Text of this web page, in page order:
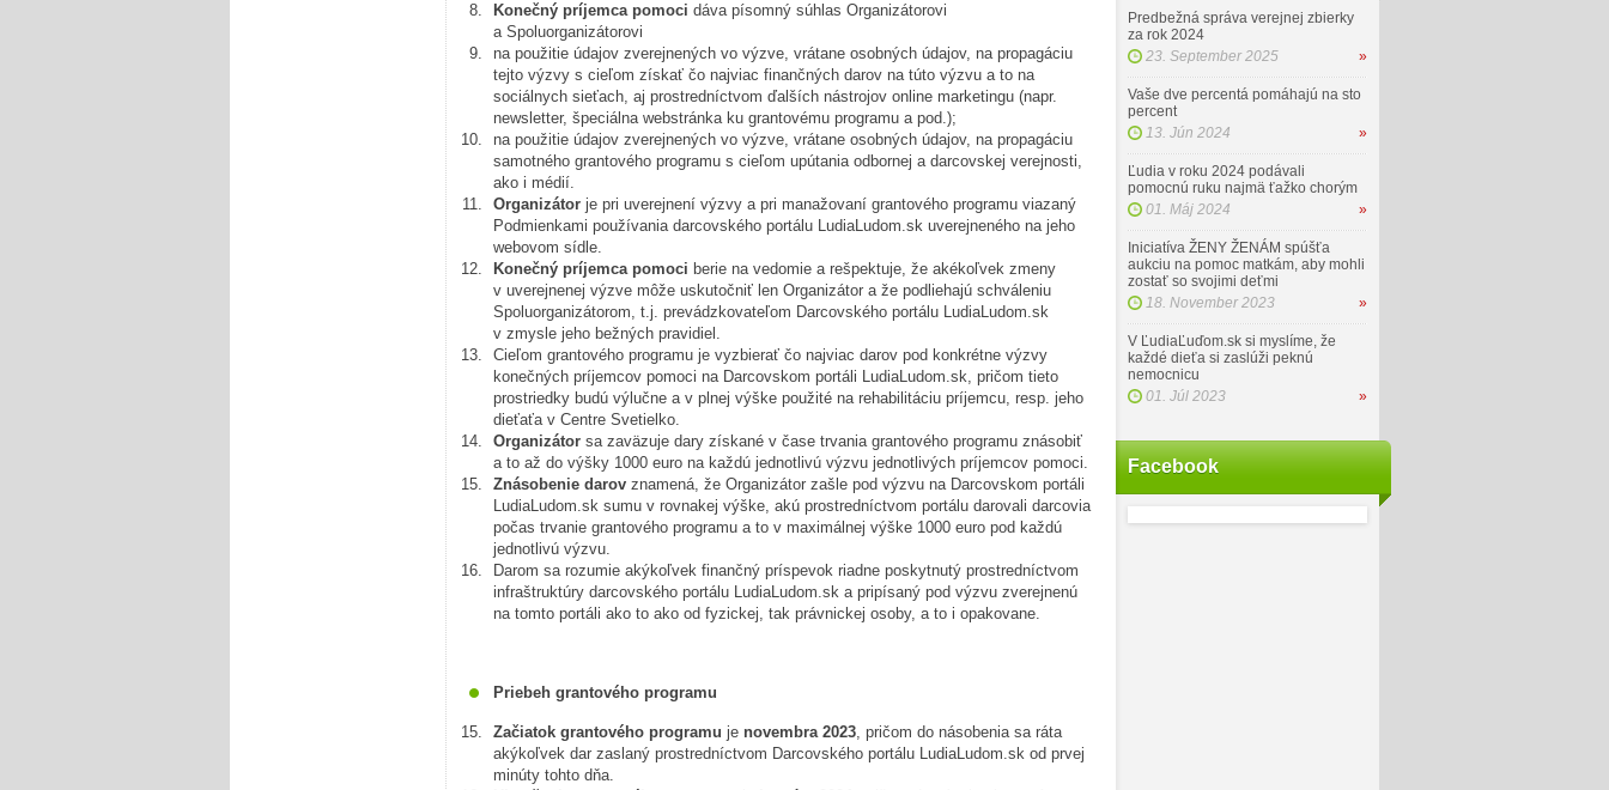
Konečný príjemca pomoci dáva písomný súhlas Organizátorovi
a Spoluorganizátorovi
na použitie údajov zverejnených vo výzve, vrátane osobných údajov, na propagáciu
tejto výzvy s cieľom získať čo najviac finančných darov na túto výzvu a to na
sociálnych sieťach, aj prostredníctvom ďalších nástrojov online marketingu (napr.
newsletter, špeciálna webstránka ku grantovému programu a pod.);
na použitie údajov zverejnených vo výzve, vrátane osobných údajov, na propagáciu
samotného grantového programu s cieľom upútania odbornej a darcovskej verejnosti,
ako i médií.
Organizátor je pri uverejnení výzvy a pri manažovaní grantového programu viazaný
Podmienkami používania darcovského portálu LudiaLudom.sk uverejneného na jeho
webovom sídle.
Konečný príjemca pomoci berie na vedomie a rešpektuje, že akékoľvek zmeny
v uverejnenej výzve môže uskutočniť len Organizátor a že podliehajú schváleniu
Spoluorganizátorom, t.j. prevádzkovateľom Darcovského portálu LudiaLudom.sk
v zmysle jeho bežných pravidiel.
Cieľom grantového programu je vyzbierať čo najviac darov pod konkrétne výzvy
konečných príjemcov pomoci na Darcovskom portáli LudiaLudom.sk, pričom tieto
prostriedky budú výlučne a v plnej výške použité na rehabilitáciu príjemcu, resp. jeho
dieťaťa v Centre Svetielko.
Organizátor sa zaväzuje dary získané v čase trvania grantového programu znásobiť
a to až do výšky 1000 euro na každú jednotlivú výzvu jednotlivých príjemcov pomoci.
Znásobenie darov znamená, že Organizátor zašle pod výzvu na Darcovskom portáli
LudiaLudom.sk sumu v rovnakej výške, akú prostredníctvom portálu darovali darcovia
počas trvanie grantového programu a to v maximálnej výške 1000 euro pod každú
jednotlivú výzvu.
Darom sa rozumie akýkoľvek finančný príspevok riadne poskytnutý prostredníctvom
infraštruktúry darcovského portálu LudiaLudom.sk a pripísaný pod výzvu zverejnenú
na tomto portáli ako to ako od fyzickej, tak právnickej osoby, a to i opakovane.
Priebeh grantového programu
Začiatok grantového programu je novembra 2023, pričom do násobenia sa ráta
akýkoľvek dar zaslaný prostredníctvom Darcovského portálu LudiaLudom.sk od prvej
minúty tohto dňa.
Predbežná správa verejnej zbierky
za rok 2024
23. September 2025
»
Vaše dve percentá pomáhajú na sto
percent
13. Jún 2024
»
Ľudia v roku 2024 podávali
pomocnú ruku najmä ťažko chorým
01. Máj 2024
»
Iniciatíva ŽENY ŽENÁM spúšťa
aukciu na pomoc matkám, aby mohli
zostať so svojimi deťmi
18. November 2023
»
V ĽudiaĽuďom.sk si myslíme, že
každé dieťa si zaslúži peknú
nemocnicu
01. Júl 2023
»
Facebook